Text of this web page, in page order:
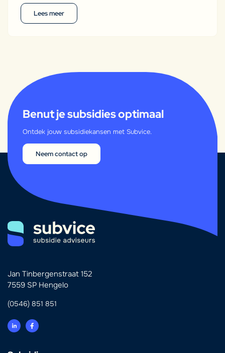
Lees meer
Jan Tinbergenstraat 152
7559 SP Hengelo
(0546) 851 851
Benut je subsidies optimaal
Ontdek jouw subsidiekansen met Subvice.
Neem contact op